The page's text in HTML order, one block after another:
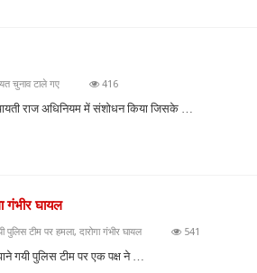
चुनाव टाले गए 416
राज अधिनियम में संशोधन किया जिसके …
गंभीर घायल
टीम पर हमला, दारोगा गंभीर घायल 541
गयी पुलिस टीम पर एक पक्ष ने …